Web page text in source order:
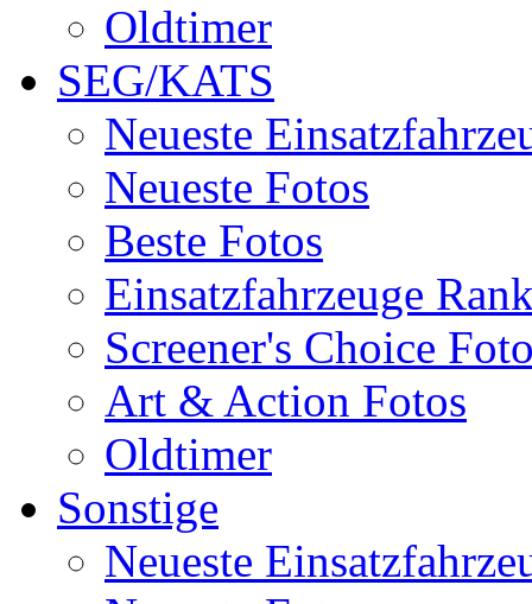
Oldtimer
SEG/KATS
Neueste
Neueste Fotos
Beste Fotos
Einsatzfahrzeuge
Screener's Choice
Art & Action Fotos
Oldtimer
Sonstige
Neueste